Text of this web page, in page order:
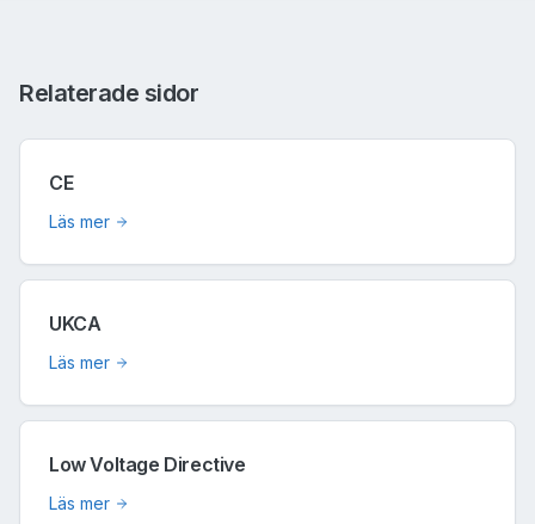
Relaterade sidor
CE
Läs mer
UKCA
Läs mer
Low Voltage Directive
Läs mer